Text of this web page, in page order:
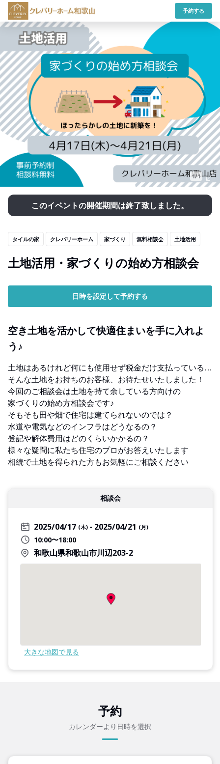
予約する
1/1
このイベントの開催期間は終了致しました。
タイルの家 クレバリーホーム 家づくり 無料相談会 土地活用
土地活用・家づくりの始め方相談会
日時を設定して予約する
空き土地を活かして快適住まいを手に入れよ
う♪
土地はあるけれど何にも使用せず税金だけ支払っている…
そんな土地をお持ちのお客様、お待たせいたしました！
今回のご相談会は土地を持て余している方向けの
家づくりの始め方相談会です♪
そもそも田や畑で住宅は建てられないのでは？
水道や電気などのインフラはどうなるの？
登記や解体費用はどのくらいかかるの？
様々な疑問に私たち住宅のプロがお答えいたします
相続で土地を得られた方もお気軽にご相談ください
相談会
2025/04/17 (木) 2025/04/21 (月)
10:00〜18:00
和歌山県和歌山市川辺203-2
大きな地図で見る
予約
カレンダーより日時を選択